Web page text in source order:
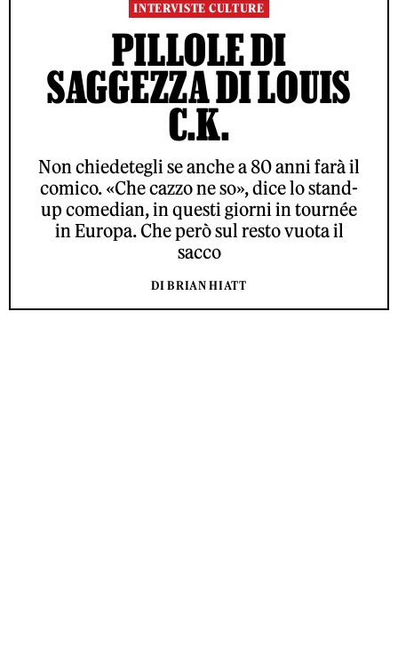
INTERVISTE CULTURE
PILLOLE DI
SAGGEZZA DI LOUIS
C.K.
Non chiedetegli se anche a 80 anni farà il
comico. «Che cazzo ne so», dice lo stand-
up comedian, in questi giorni in tournée
in Europa. Che però sul resto vuota il
sacco
DI BRIAN HIATT